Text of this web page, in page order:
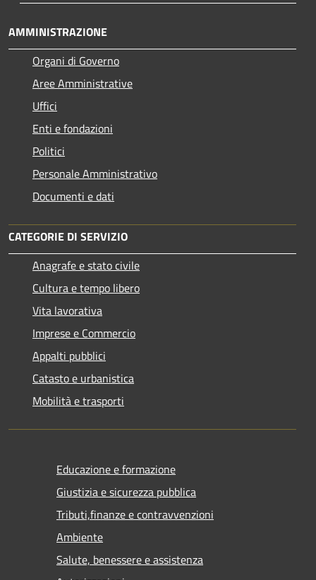
AMMINISTRAZIONE
Organi di Governo
Aree Amministrative
Uffici
Enti e fondazioni
Politici
Personale Amministrativo
Documenti e dati
CATEGORIE DI SERVIZIO
Anagrafe e stato civile
Cultura e tempo libero
Vita lavorativa
Imprese e Commercio
Appalti pubblici
Catasto e urbanistica
Mobilità e trasporti
Educazione e formazione
Giustizia e sicurezza pubblica
Tributi,finanze e contravvenzioni
Ambiente
Salute, benessere e assistenza